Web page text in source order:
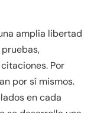
amplia libertad
Por
por sí mismos.
en cada